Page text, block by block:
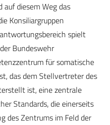
diesem Weg das
Konsiliargruppen
spielt
Bundeswehr
für somatische
das dem Stellvertreter des
ist, eine zentrale
Standards, die einerseits
des Zentrums im Feld der